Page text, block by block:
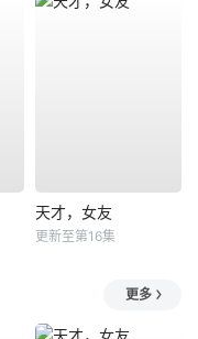
天才，女友
更新至第16集
更多